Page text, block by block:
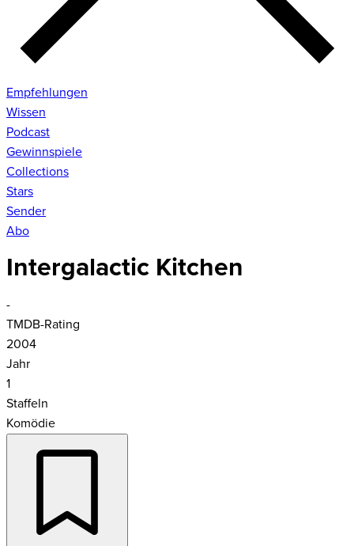
Empfehlungen
Wissen
Podcast
Gewinnspiele
Collections
Stars
Sender
Abo
Intergalactic Kitchen
-
TMDB-Rating
2004
Jahr
1
Staffeln
Komödie